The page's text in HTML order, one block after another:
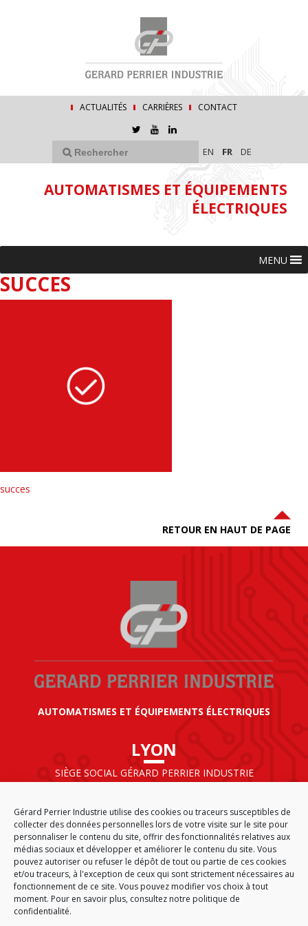
Gérard Perrier Industrie utilise des cookies ou traceurs susceptibles de
collecter des données personnelles lors de votre visite sur le site pour
personnaliser le contenu du site, offrir des fonctionnalités relatives aux
médias sociaux et développer et améliorer le contenu du site. Vous
pouvez autoriser ou refuser le dépôt de tout ou partie de ces cookies
et/ou traceurs, à l'exception de ceux qui sont strictement nécessaires au
fonctionnement de ce site. Vous pouvez modifier vos choix à tout
moment. Pour en savoir plus, consultez notre politique de
confidentialité.
ACTUALITÉS CARRIÈRES CONTACT
EN FR DE
AUTOMATISMES ET ÉQUIPEMENTS
ÉLECTRIQUES
MENU
SUCCES
succes
RETOUR EN HAUT DE PAGE
AUTOMATISMES ET ÉQUIPEMENTS ÉLECTRIQUES
LYON
SIÈGE SOCIAL GÉRARD PERRIER INDUSTRIE
69125 LYON AÉROPORT SAINT EXUPÉRY
FRANCE
ACCUEIL CGA PLAN DU SITE
MENTIONS LÉGALES
DONNÉES PERSONNELLES